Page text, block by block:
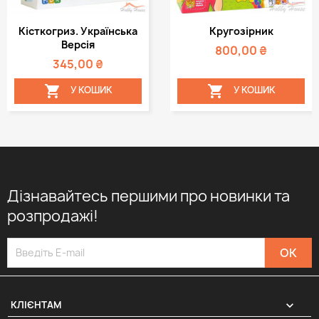
Кісткогриз. Українська
Версія
345,00 ₴
 У КОШИК
Кругозірник
800,00 ₴
 У КОШИК
Дізнавайтесь першими про новинки та
розпродажі!
КЛІЄНТАМ 